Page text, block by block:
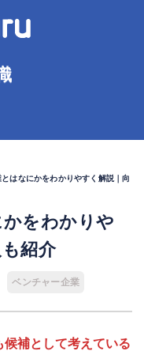
はなにかをわかりやすく解説｜向
をわかりや
紹介
ベンチャー企業
補として考えている